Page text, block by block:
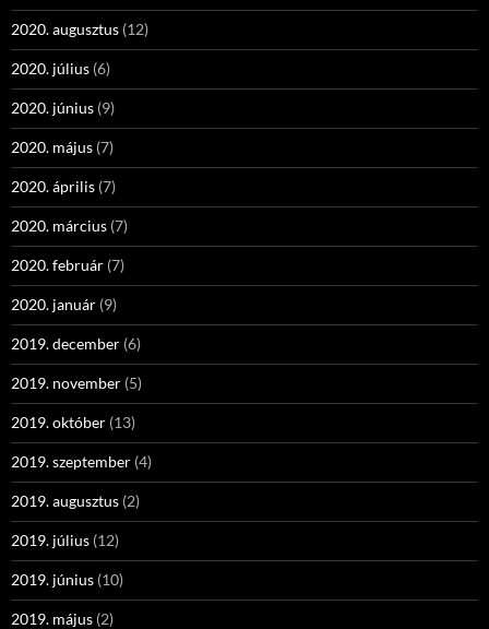
2020. augusztus (12)
2020. július (6)
2020. június (9)
2020. május (7)
2020. április (7)
2020. március (7)
2020. február (7)
2020. január (9)
2019. december (6)
2019. november (5)
2019. október (13)
2019. szeptember (4)
2019. augusztus (2)
2019. július (12)
2019. június (10)
2019. május (2)